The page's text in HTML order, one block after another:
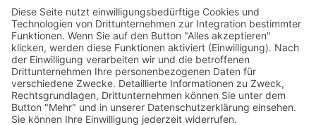
JUGENDSCHUTZ
Rauchen nur ab 18
§10 Jugendschutzgesetz
Für uns ist es selbstverständlich, dass wir unsere Produkte, wie es das Gesetz
vorschreibt, nur an Erwachsene ab 18 Jahre verkaufen. Dies wird von uns auch
überprüft.